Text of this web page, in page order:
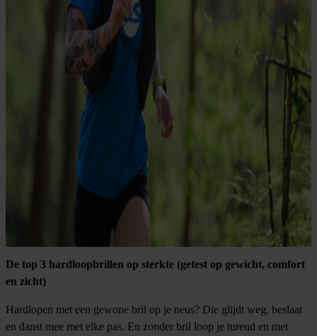
De top 3 hardloopbrillen op sterkte (getest op gewicht, comfort
en zicht)
Hardlopen met een gewone bril op je neus? Die glijdt weg, beslaat
en danst mee met elke pas. En zonder bril loop je turend en met